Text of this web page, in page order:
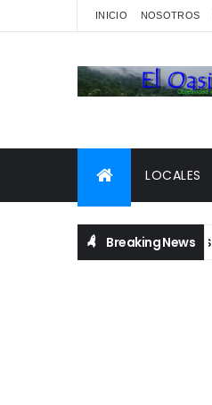
INICIO NOSOTROS
LOCALES
Breaking News